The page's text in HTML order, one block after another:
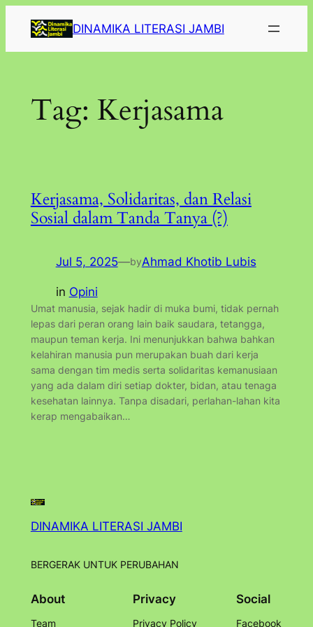
konten
DINAMIKA LITERASI JAMBI
Tag: Kerjasama
Kerjasama, Solidaritas, dan Relasi
Sosial dalam Tanda Tanya (?)
Jul 5, 2025—byAhmad Khotib Lubis
in Opini
Umat manusia, sejak hadir di muka bumi, tidak pernah
lepas dari peran orang lain baik saudara, tetangga,
maupun teman kerja. Ini menunjukkan bahwa bahkan
kelahiran manusia pun merupakan buah dari kerja
sama dengan tim medis serta solidaritas kemanusiaan
yang ada dalam diri setiap dokter, bidan, atau tenaga
kesehatan lainnya. Tanpa disadari, perlahan-lahan kita
kerap mengabaikan…
DINAMIKA LITERASI JAMBI
BERGERAK UNTUK PERUBAHAN
About
Team
Privacy
Privacy Policy
Social
Facebook